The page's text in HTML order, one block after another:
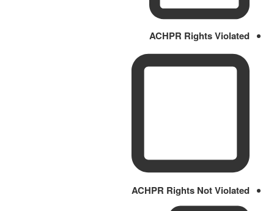
ACHPR Rights Violated
ACHPR Rights Not Violated